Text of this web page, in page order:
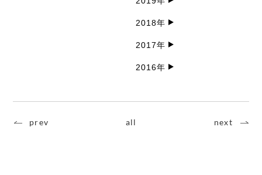
2018年
2017年
2016年
prev all next